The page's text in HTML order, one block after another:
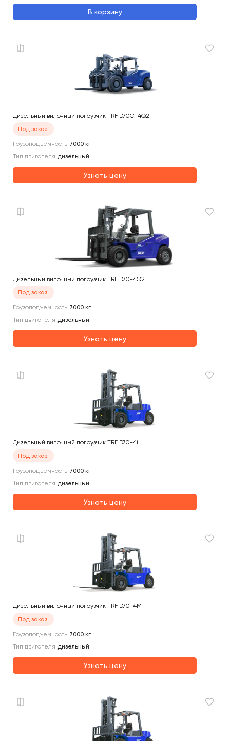
В корзину
Дизельный вилочный погрузчик TRF D70C-4Q2
Под заказ
Грузоподъемность 7000 кг
Тип двигателя дизельный
Узнать цену
Дизельный вилочный погрузчик TRF D70-4Q2
Под заказ
Грузоподъемность 7000 кг
Тип двигателя дизельный
Узнать цену
Дизельный вилочный погрузчик TRF D70-4i
Под заказ
Грузоподъемность 7000 кг
Тип двигателя дизельный
Узнать цену
Дизельный вилочный погрузчик TRF D70-4M
Под заказ
Грузоподъемность 7000 кг
Тип двигателя дизельный
Узнать цену